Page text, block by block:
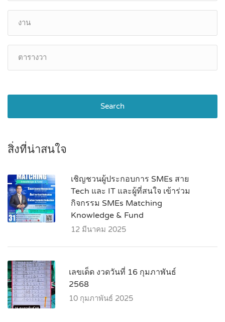
Search
สิ่งที่น่าสนใจ
เชิญชวนผู้ประกอบการ SMEs สาย
Tech และ IT และผู้ที่สนใจ เข้าร่วม
กิจกรรม SMEs Matching
Knowledge & Fund
12 มีนาคม 2025
เลขเด็ด งวดวันที่ 16 กุมภาพันธ์
2568
10 กุมภาพันธ์ 2025